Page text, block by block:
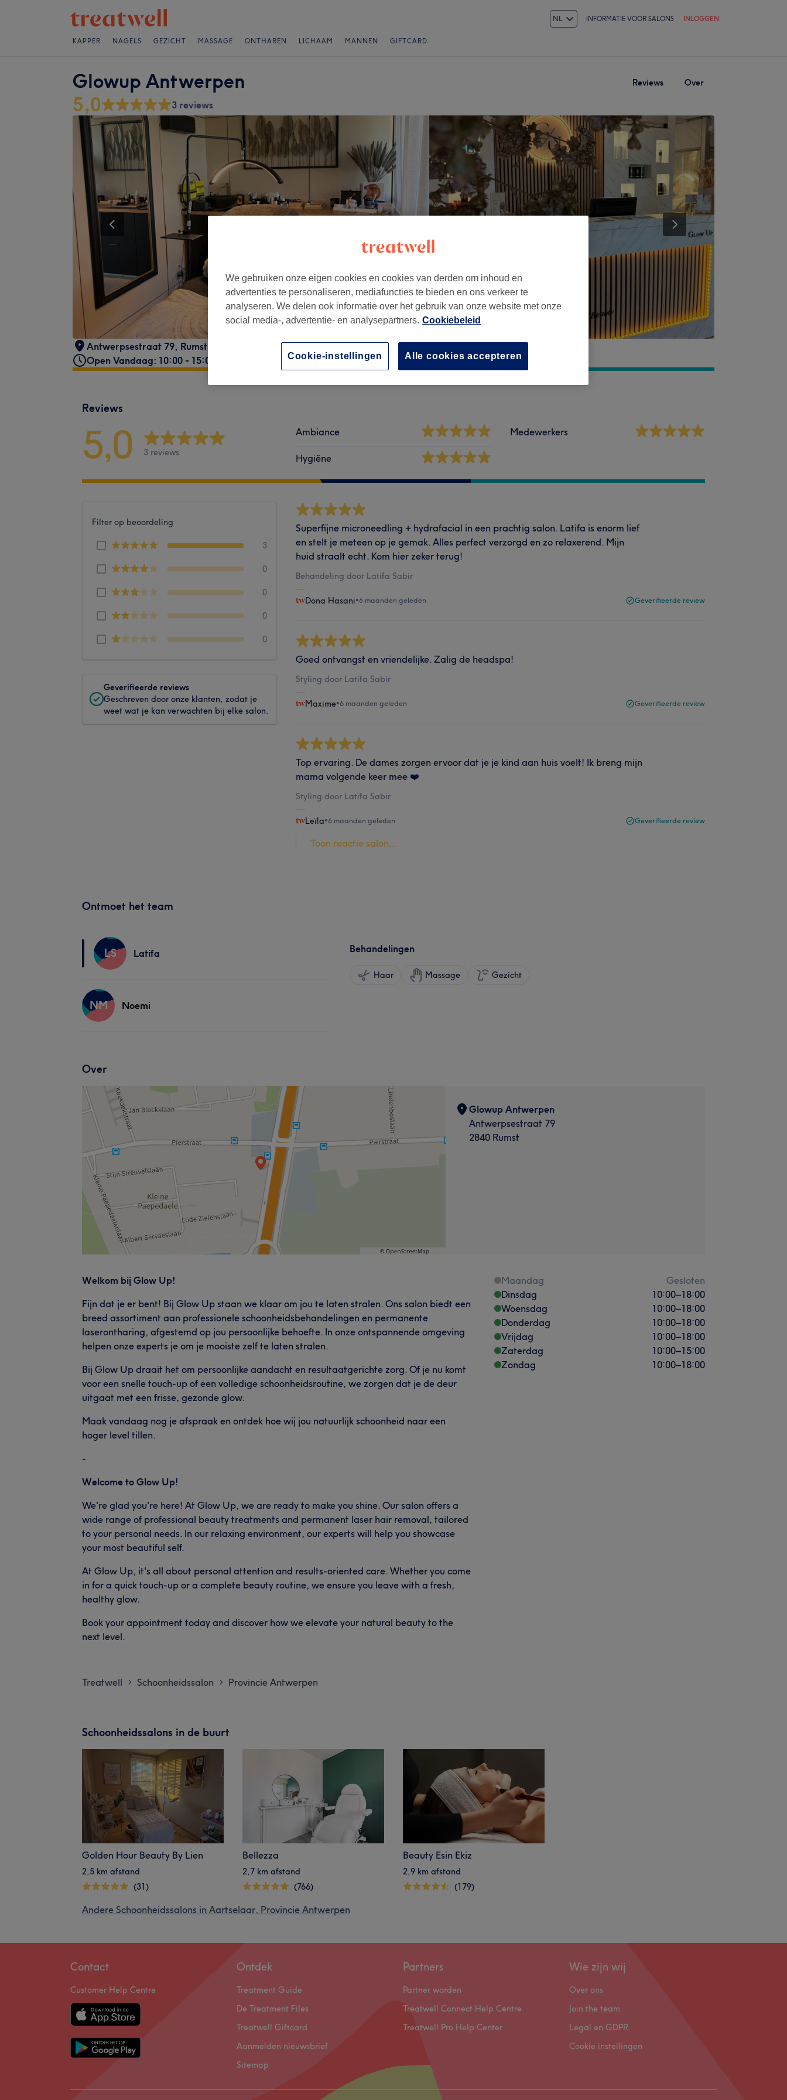
NL INFORMATIE VOOR SALONS INLOGGEN
KAPPER NAGELS GEZICHT MASSAGE ONTHAREN LICHAAM MANNEN GIFTCARD
Glowup Antwerpen Reviews Over
5,0 3 reviews
Antwerpsestraat 79, Rumst
Open Vandaag: 10:00 - 15:00
Reviews
5,0 3 reviews
Ambiance
Hygiëne
Medewerkers
Filter op beoordeling
3
0
0
0
0
Geverifieerde reviews
Geschreven door onze klanten, zodat je
weet wat je kan verwachten bij elke salon.
Superfijne microneedling + hydrafacial in een prachtig salon. Latifa is enorm lief
en stelt je meteen op je gemak. Alles perfect verzorgd en zo relaxerend. Mijn
huid straalt echt. Kom hier zeker terug!
Behandeling door Latifa Sabir
Dona Hasani•6 maanden geleden Geverifieerde review
Goed ontvangst en vriendelijke. Zalig de headspa!
Styling door Latifa Sabir
Maxime•6 maanden geleden Geverifieerde review
Top ervaring. De dames zorgen ervoor dat je je kind aan huis voelt! Ik breng mijn
mama volgende keer mee ❤️
Styling door Latifa Sabir
Leïla•6 maanden geleden Geverifieerde review
Toon reactie salon...
Ontmoet het team
LS Latifa
NM Noemi
Behandelingen
Haar Massage Gezicht
Over
Glowup Antwerpen
Antwerpsestraat 79
2840 Rumst
Welkom bij Glow Up!
Fijn dat je er bent! Bij Glow Up staan we klaar om jou te laten stralen. Ons salon biedt een
breed assortiment aan professionele schoonheidsbehandelingen en permanente
laserontharing, afgestemd op jou persoonlijke behoefte. In onze ontspannende omgeving
helpen onze experts je om je mooiste zelf te laten stralen.
Bij Glow Up draait het om persoonlijke aandacht en resultaatgerichte zorg. Of je nu komt
voor een snelle touch-up of een volledige schoonheidsroutine, we zorgen dat je de deur
uitgaat met een frisse, gezonde glow.
Maak vandaag nog je afspraak en ontdek hoe wij jou natuurlijk schoonheid naar een
hoger level tillen.
-
Welcome to Glow Up!
We're glad you're here! At Glow Up, we are ready to make you shine. Our salon offers a
wide range of professional beauty treatments and permanent laser hair removal, tailored
to your personal needs. In our relaxing environment, our experts will help you showcase
your most beautiful self.
At Glow Up, it's all about personal attention and results-oriented care. Whether you come
in for a quick touch-up or a complete beauty routine, we ensure you leave with a fresh,
healthy glow.
Book your appointment today and discover how we elevate your natural beauty to the
next level.
Maandag
Gesloten
Dinsdag
10:00–18:00
Woensdag
10:00–18:00
Donderdag
10:00–18:00
Vrijdag
10:00–18:00
Zaterdag
10:00–15:00
Zondag
10:00–18:00
Treatwell > Schoonheidssalon > Provincie Antwerpen
Schoonheidssalons in de buurt
Golden Hour Beauty By Lien
2,5 km afstand
(31)
Bellezza
2,7 km afstand
(766)
Beauty Esin Ekiz
2,9 km afstand
(179)
Andere Schoonheidssalons in Aartselaar, Provincie Antwerpen
Contact
Customer Help Centre
Ontdek
Treatment Guide
De Treatment Files
Treatwell Giftcard
Aanmelden nieuwsbrief
Sitemap
Partners
Partner worden
Treatwell Connect Help Centre
Treatwell Pro Help Center
Wie zijn wij
Over ons
Join the team
Legal en GDPR
Cookie instellingen
We gebruiken onze eigen cookies en cookies van derden om inhoud en
advertenties te personaliseren, mediafuncties te bieden en ons verkeer te
analyseren. We delen ook informatie over het gebruik van onze website met onze
social media-, advertentie- en analysepartners. Cookiebeleid
Alle cookies accepteren
Cookie-instellingen